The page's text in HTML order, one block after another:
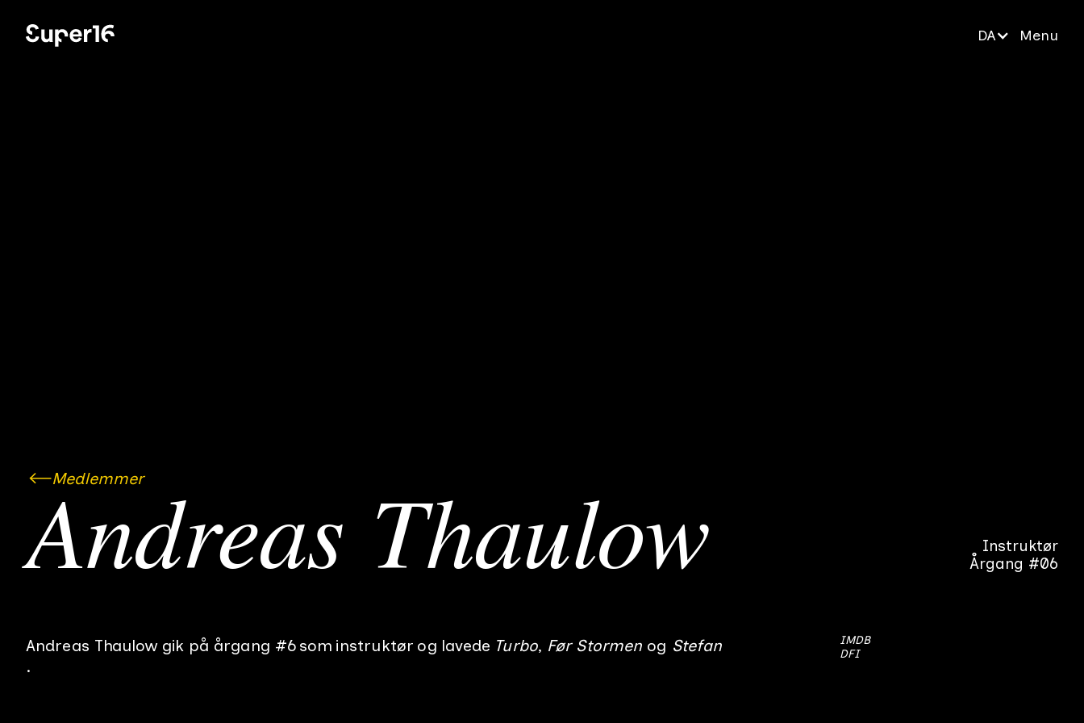
DA Menu
Medlemmer
Andreas Thaulow
Instruktør
Årgang #06
Andreas Thaulow gik på årgang #6 som instruktør og lavede Turbo Før Stormen Stefan
IMDB
DFI